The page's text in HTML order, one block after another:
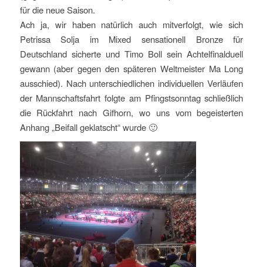
für die neue Saison.
Ach ja, wir haben natürlich auch mitverfolgt, wie sich
Petrissa Solja im Mixed sensationell Bronze für
Deutschland sicherte und Timo Boll sein Achtelfinalduell
gewann (aber gegen den späteren Weltmeister Ma Long
ausschied). Nach unterschiedlichen individuellen Verläufen
der Mannschaftsfahrt folgte am Pfingstsonntag schließlich
die Rückfahrt nach Gifhorn, wo uns vom begeisterten
Anhang „Beifall geklatscht“ wurde 🙂